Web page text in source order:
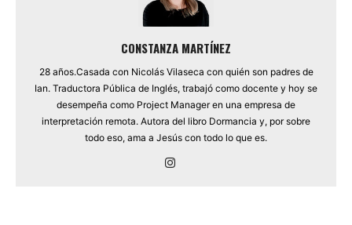
CONSTANZA MARTÍNEZ
28 años.Casada con Nicolás Vilaseca con quién son padres de
Ian. Traductora Pública de Inglés, trabajó como docente y hoy se
desempeña como Project Manager en una empresa de
interpretación remota. Autora del libro Dormancia y, por sobre
todo eso, ama a Jesús con todo lo que es.